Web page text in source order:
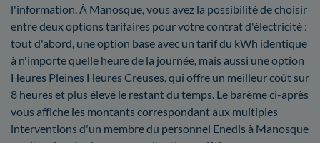
l'information. À Manosque, vous avez la possibilité de choisir
entre deux options tarifaires pour votre contrat d'électricité :
tout d'abord, une option base avec un tarif du kWh identique
à n'importe quelle heure de la journée, mais aussi une option
Heures Pleines Heures Creuses, qui offre un meilleur coût sur
8 heures et plus élevé le restant du temps. Le barème ci-après
vous affiche les montants correspondant aux multiples
interventions d'un membre du personnel Enedis à Manosque